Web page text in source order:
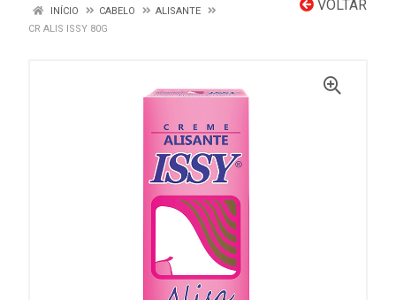
VOLTAR
INÍCIO CABELO
ALISANTE
CR ALIS ISSY 80G